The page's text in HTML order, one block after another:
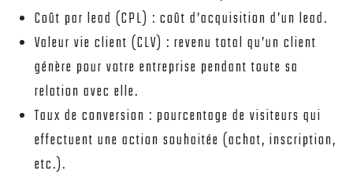
Coût par lead (CPL) : coût d’acquisition d’un lead.
Valeur vie client (CLV) : revenu total qu’un client
génère pour votre entreprise pendant toute sa
relation avec elle.
Taux de conversion : pourcentage de visiteurs qui
effectuent une action souhaitée (achat, inscription,
etc.).